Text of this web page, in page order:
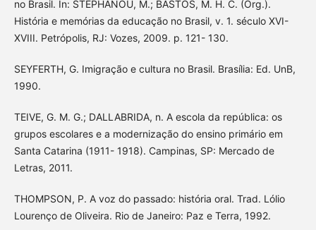
no Brasil. In: STEPHANOU, M.; BASTOS, M. H. C. (Org.).
História e memórias da educação no Brasil, v. 1. século XVI-
XVIII. Petrópolis, RJ: Vozes, 2009. p. 121- 130.
SEYFERTH, G. Imigração e cultura no Brasil. Brasília: Ed. UnB,
1990.
TEIVE, G. M. G.; DALLABRIDA, n. A escola da república: os
grupos escolares e a modernização do ensino primário em
Santa Catarina (1911- 1918). Campinas, SP: Mercado de
Letras, 2011.
THOMPSON, P. A voz do passado: história oral. Trad. Lólio
Lourenço de Oliveira. Rio de Janeiro: Paz e Terra, 1992.